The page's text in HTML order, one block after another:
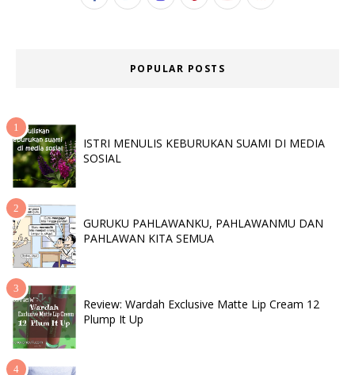
POPULAR POSTS
ISTRI MENULIS KEBURUKAN SUAMI DI MEDIA
SOSIAL
GURUKU PAHLAWANKU, PAHLAWANMU DAN
PAHLAWAN KITA SEMUA
Review: Wardah Exclusive Matte Lip Cream 12
Plump It Up